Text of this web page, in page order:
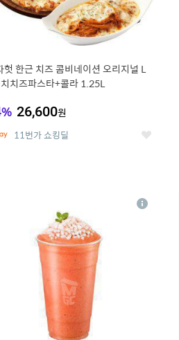
헛 한근 치즈 콤비네이션 오리지널 L
치즈파스타+콜라 1.25L
% 26,600원
11번가 쇼킹딜 좋
상